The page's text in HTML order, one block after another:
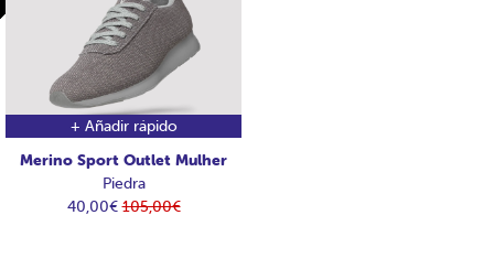
+ Añadir rápido
Merino Sport Outlet Mulher
Piedra
40,00€105,00€